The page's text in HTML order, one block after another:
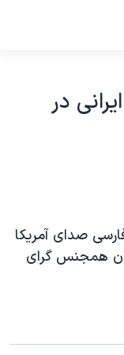
در
صدای آمريکا
همجنس گرای